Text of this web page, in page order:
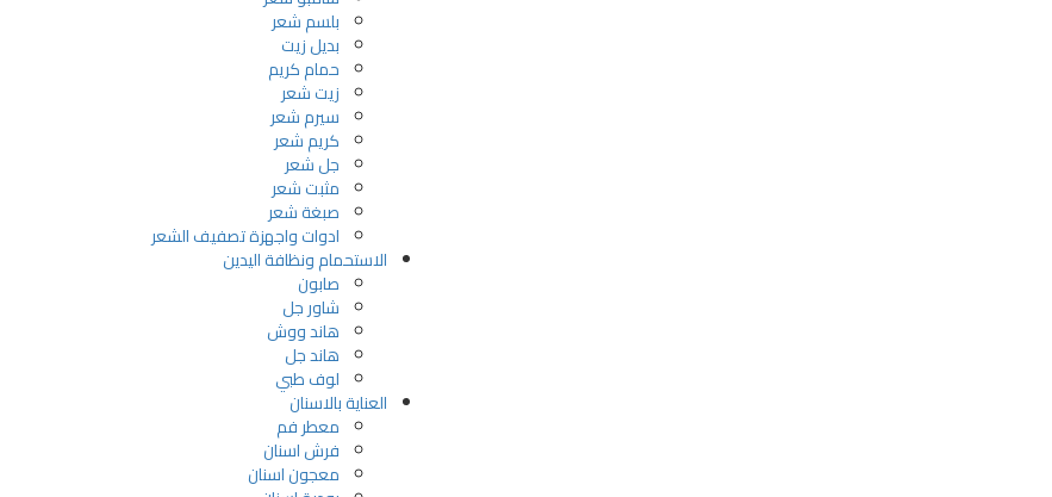
بلسم شعر
بديل زيت
حمام كريم
زيت شعر
سيرم شعر
كريم شعر
جل شعر
مثبت شعر
صبغة شعر
ادوات واجهزة تصفيف الشعر
الاستحمام ونظافة اليدين
صابون
شاور جل
هاند ووش
هاند جل
لوف طبي
العناية بالاسنان
معطر فم
فرش اسنان
معجون اسنان